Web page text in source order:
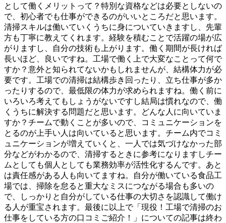
として働くメリットって？特別な資格などは必要としないの
で、初心者でも仕事ができるのがいいところだと思います。
清掃スキルは働いていくうちに身についていきますし、先輩
方も丁寧に教えてくれます。経験を積むことで活躍の場が広
がりますし、自分の技術も上がります。働く期間が長ければ
長いほど、良いですね。工場で働く上で大変なことって何で
すか？意外と知られてないかもしれませんが、結構体力が必
要です。工場での清掃は結構歩き回ったり、立ち仕事が多か
ったりするので、最低限の体力が求められますね。働く前に
いろいろ考えてもしょうがないですし結局は慣れなので、働
くうちに解決する問題だと思います。どんな人に向いていま
すか？チームで動くことが多いので、コミュニケーションを
とるのが上手い人は向いていると思います。チーム内でコミ
ュニケーションが増えていくと、一人では気づけなかった部
分などがわかるので、清掃するときに参考になりますしチー
ムとしても個人としても業務効率が活性化するんです。あと
は責任感がある人も向いてますね。自分が働いている食品工
場では、掃除を怠ると重大なミスにつながる場合も多いの
で、しっかりと自分がしている仕事の大切さを認識して働け
る人が重宝されます。最後に以上で「現役！工場で清掃のお
仕事をしている方の口コミご紹介！」についての記事は終わ